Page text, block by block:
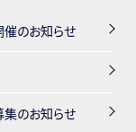
のお知らせ
のお知らせ